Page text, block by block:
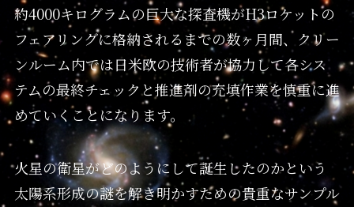
約4000キログラムの巨大な探査機がH3ロケットの
フェアリングに格納されるまでの数ヶ月間、クリー
ンルーム内では日米欧の技術者が協力して各シス
テムの最終チェックと推進剤の充填作業を慎重に進
めていくことになります。
火星の衛星がどのようにして誕生したのかという
太陽系形成の謎を解き明かすための貴重なサンプル